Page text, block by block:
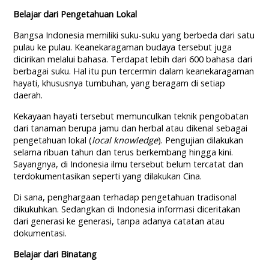
Belajardari Pengetahuan Lokal
Bangsa Indonesia memiliki suku-suku yang berbeda dari satu
pulau ke pulau. Keanekaragaman budaya tersebut juga
dicirikan melalui bahasa. Terdapat lebih dari 600 bahasa dari
berbagai suku. Hal itu pun tercermin dalam keanekaragaman
hayati, khususnya tumbuhan, yang beragam di setiap
daerah.
Kekayaan hayati tersebut memunculkan teknik pengobatan
dari tanaman berupa jamu dan herbal atau dikenal sebagai
pengetahuan lokal (local knowledge). Pengujian dilakukan
selama ribuan tahun dan terus berkembang hingga kini.
Sayangnya, di Indonesia ilmu tersebut belum tercatat dan
terdokumentasikan seperti yang dilakukan Cina.
Di sana, penghargaan terhadap pengetahuan tradisonal
dikukuhkan. Sedangkan di Indonesia informasi diceritakan
dari generasi ke generasi, tanpa adanya catatan atau
dokumentasi.
Belajar dari Binatang